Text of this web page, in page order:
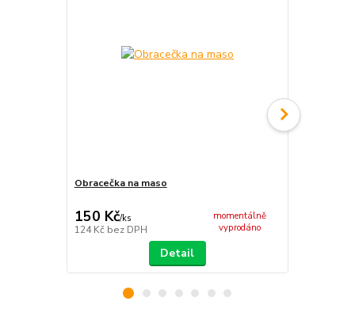
Obracečka na maso
150 Kč/ks
124 Kč bez DPH
momentálně
vyprodáno
Detail